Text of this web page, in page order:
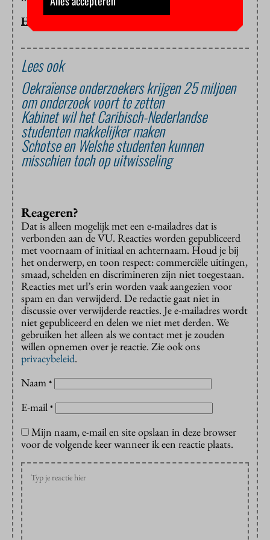
HOP/SANDERIJN LOONEN
Lees ook
Oekraïense onderzoekers krijgen 25 miljoen
om onderzoek voort te zetten
Kabinet wil het Caribisch-Nederlandse
studenten makkelijker maken
Schotse en Welshe studenten kunnen
misschien toch op uitwisseling
Reageren?
Dat is alleen mogelijk met een e-mailadres dat is
verbonden aan de VU. Reacties worden gepubliceerd
met voornaam of initiaal en achternaam. Houd je bij
het onderwerp, en toon respect: commerciële uitingen,
smaad, schelden en discrimineren zijn niet toegestaan.
Reacties met url’s erin worden vaak aangezien voor
spam en dan verwijderd. De redactie gaat niet in
discussie over verwijderde reacties. Je e-mailadres wordt
niet gepubliceerd en delen we niet met derden. We
gebruiken het alleen als we contact met je zouden
willen opnemen over je reactie. Zie ook ons
privacybeleid.
Naam *
E-mail *
Mijn naam, e-mail en site opslaan in deze browser
voor de volgende keer wanneer ik een reactie plaats.